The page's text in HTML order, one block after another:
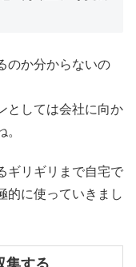
のか分からないの
としては会社に向か
ギリギリまで自宅で
的に使っていきまし